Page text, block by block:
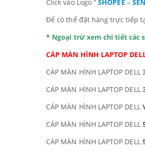
Click vào Logo “ SHOPEE –
Để có thể đặt hàng trực tiếp
* Ngoại trừ xem chi tiết các
CÁP MÀN HÌNH LAPTOP
CÁP MÀN HÌNH LAPTOP DELL
CÁP MÀN HÌNH LAPTOP DELL
CÁP MÀN HÌNH LAPTOP DELL
CÁP MÀN HÌNH LAPTOP DELL
CÁP MÀN HÌNH LAPTOP DELL